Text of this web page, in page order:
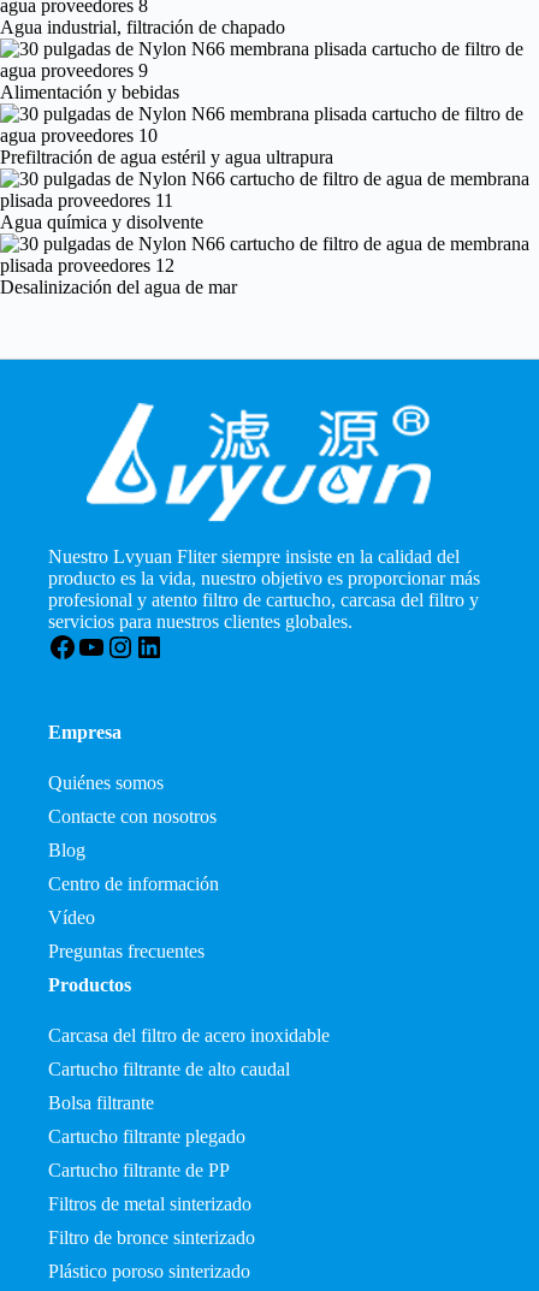
Agua industrial, filtración de chapado
Alimentación y bebidas
Prefiltración de agua estéril y agua ultrapura
Agua química y disolvente
Desalinización del agua de mar
Nuestro Lvyuan Fliter siempre insiste en la calidad del
producto es la vida, nuestro objetivo es proporcionar más
profesional y atento filtro de cartucho, carcasa del filtro y
servicios para nuestros clientes globales.
Facebook
YouTube
Instagram
LinkedIn
Empresa
Quiénes somos
Contacte con nosotros
Blog
Centro de información
Vídeo
Preguntas frecuentes
Productos
Carcasa del filtro de acero inoxidable
Cartucho filtrante de alto caudal
Bolsa filtrante
Cartucho filtrante plegado
Cartucho filtrante de PP
Filtros de metal sinterizado
Filtro de bronce sinterizado
Plástico poroso sinterizado